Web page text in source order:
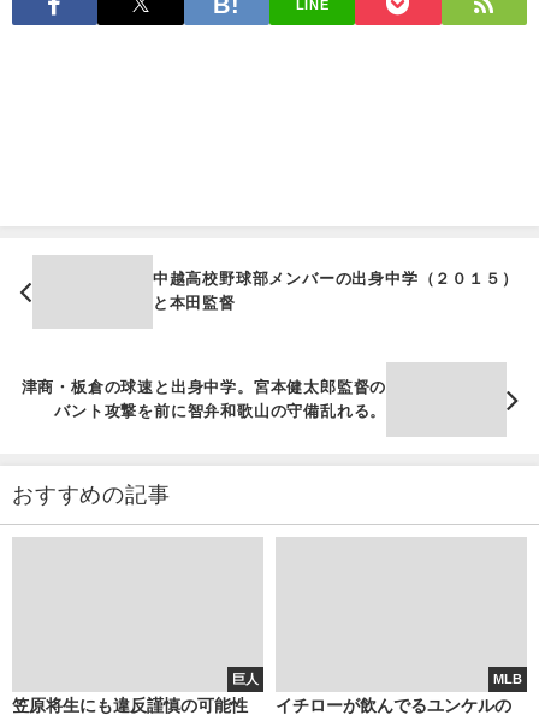
LINE
中越高校野球部メンバーの出身中学（２０１５）
と本田監督
津商・板倉の球速と出身中学。宮本健太郎監督の
バント攻撃を前に智弁和歌山の守備乱れる。
おすすめの記事
巨人
笠原将生にも違反謹慎の可能性
MLB
イチローが飲んでるユンケルの